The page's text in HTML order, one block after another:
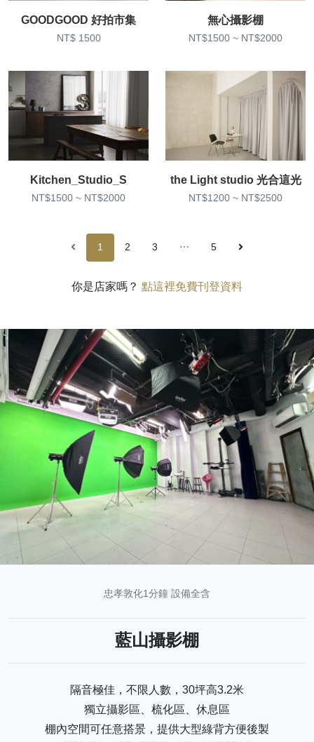
GOODGOOD 好拍市集
NT$ 1500
無心攝影棚
NT$1500 ~ NT$2000
Kitchen_Studio_S
NT$1500 ~ NT$2000
the Light studio 光合這光
NT$1200 ~ NT$2500
1 2 3 ⋯ 5
你是店家嗎？ 點這裡免費刊登資料
忠孝敦化1分鐘 設備全含
藍山攝影棚
隔音極佳，不限人數，30坪高3.2米
獨立攝影區、梳化區、休息區
棚內空間可任意搭景，提供大型綠背方便後製